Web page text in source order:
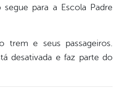
para a Escola Padre
trem e seus passageiros.
desativada e faz parte do